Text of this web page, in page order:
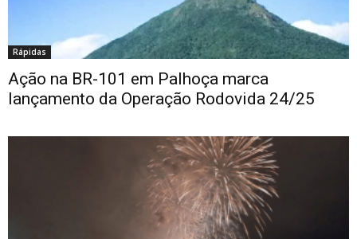
Rápidas
Ação na BR-101 em Palhoça marca
lançamento da Operação Rodovida 24/25